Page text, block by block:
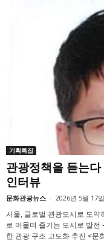
기획특집
관광정책을 듣는
인터뷰
문화관광뉴스 - 2026년 5월 17일
서울, 글로벌 관광도시로 도약
로 머물며 즐기는 도시로 발전
한 관광 구조 고도화 추진 <문